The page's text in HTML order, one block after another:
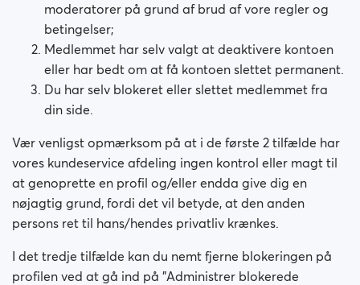
moderatorer på grund af brud af vore regler og
betingelser;
Medlemmet har selv valgt at deaktivere kontoen
eller har bedt om at få kontoen slettet permanent.
Du har selv blokeret eller slettet medlemmet fra
din side.
Vær venligst opmærksom på at i de første 2 tilfælde har
vores kundeservice afdeling ingen kontrol eller magt til
at genoprette en profil og/eller endda give dig en
nøjagtig grund, fordi det vil betyde, at den anden
persons ret til hans/hendes privatliv krænkes.
I det tredje tilfælde kan du nemt fjerne blokeringen på
profilen ved at gå ind på "Administrer blokerede